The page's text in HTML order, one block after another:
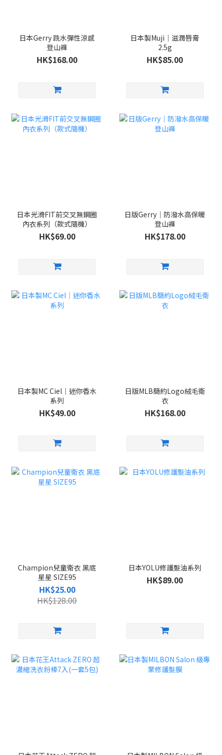
日本Gerry 跣水彈性涼感
登山褲
HK$168.00
日本製Muji｜滋潤唇膏
2.5g
HK$85.00
日本光滑FIT前交叉無鋼圈
內衣系列（款式隨機）
HK$69.00
日版Gerry｜防潑水高保暖
登山褲
HK$178.00
日本製MC Ciel｜迷你香水
系列
HK$49.00
日版MLB簡約Logo絨毛衛
衣
HK$168.00
Champion兒童衛衣 黑底
星星 SIZE95
HK$25.00
HK$128.00
日本YOLU修護髮油系列
HK$89.00